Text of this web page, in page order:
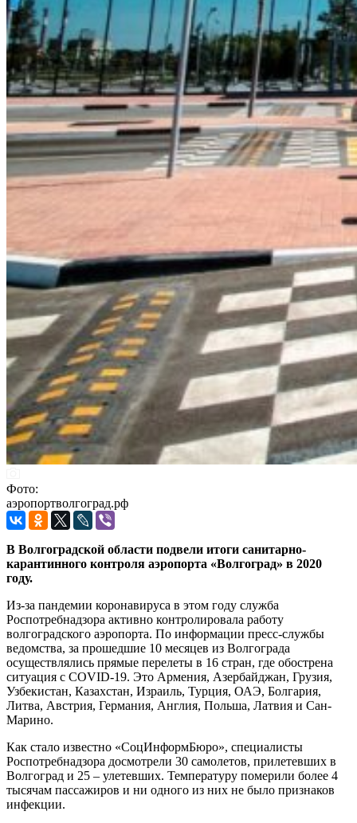
Фото:
аэропортволгоград.рф
В Волгоградской области подвели итоги санитарно-
карантинного контроля аэропорта «Волгоград» в 2020
году.
Из-за пандемии коронавируса в этом году служба
Роспотребнадзора активно контролировала работу
волгоградского аэропорта. По информации пресс-службы
ведомства, за прошедшие 10 месяцев из Волгограда
осуществлялись прямые перелеты в 16 стран, где обострена
ситуация с COVID-19. Это Армения, Азербайджан, Грузия,
Узбекистан, Казахстан, Израиль, Турция, ОАЭ, Болгария,
Литва, Австрия, Германия, Англия, Польша, Латвия и Сан-
Марино.
Как стало известно «СоцИнформБюро», специалисты
Роспотребнадзора досмотрели 30 самолетов, прилетевших в
Волгоград и 25 – улетевших. Температуру померили более 4
тысячам пассажиров и ни одного из них не было признаков
инфекции.